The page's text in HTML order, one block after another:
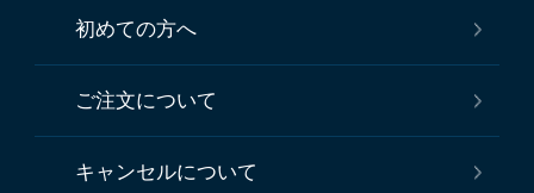
初めての方へ
ご注文について
キャンセルについて